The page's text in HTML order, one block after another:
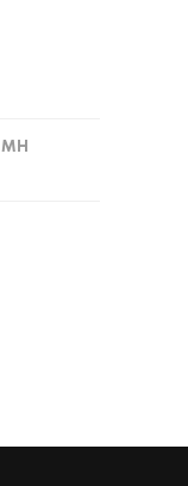
ΜΗ